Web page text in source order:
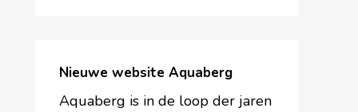
website
Aquaberg
Nieuwe website Aquaberg
Aquaberg is in de loop der jaren